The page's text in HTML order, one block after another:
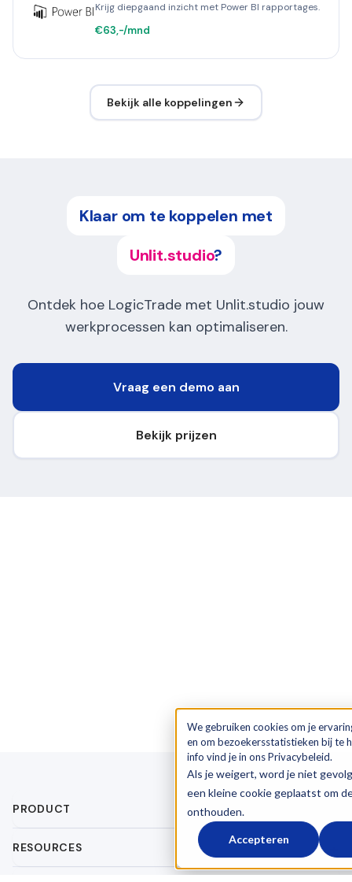
We gebruiken cookies om je
en om bezoekersstatistieken bij te
info vind je in ons Privacybeleid.
Als je weigert, word je niet
een kleine cookie geplaatst om
onthouden.
Accepteren
Krijg diepgaand inzicht met Power BI rapportages.
€63,-/mnd
Bekijk alle koppelingen
Klaar om te koppelen met
Unlit.studio?
Ontdek hoe LogicTrade met Unlit.studio jouw
werkprocessen kan optimaliseren.
Vraag een demo aan
Bekijk prijzen
PRODUCT
RESOURCES